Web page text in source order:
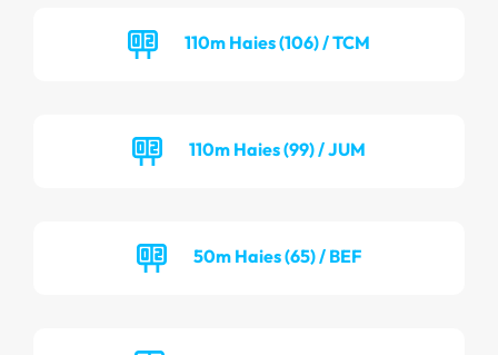
110m Haies (106) / TCM
110m Haies (99) / JUM
50m Haies (65) / BEF